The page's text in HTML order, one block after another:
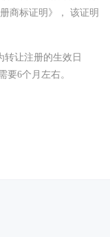
商标证明》， 该证明
转让注册的生效日
要6个月左右。